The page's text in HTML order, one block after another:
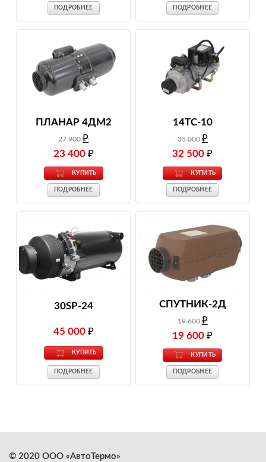
ПОДРОБНЕЕ ПОДРОБНЕЕ
ПЛАНАР 4ДМ2
27 900₽
23 400 ₽
КУПИТЬ
ПОДРОБНЕЕ
14ТС-10
35 000₽
32 500₽
КУПИТЬ
ПОДРОБНЕЕ
30SP-24
45 000 ₽
КУПИТЬ
ПОДРОБНЕЕ
СПУТНИК-2Д
19 600₽
19 600₽
КУПИТЬ
ПОДРОБНЕЕ
© 2020 ООО «АвтоТермо»